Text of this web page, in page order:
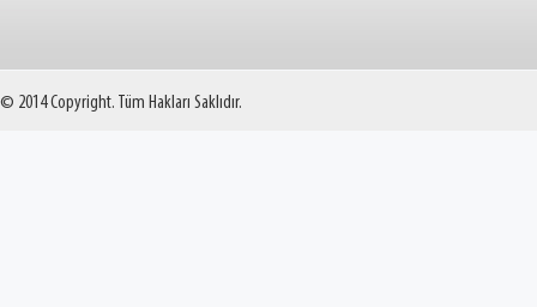
© 2014 Copyright. Tüm Hakları Saklıdır.